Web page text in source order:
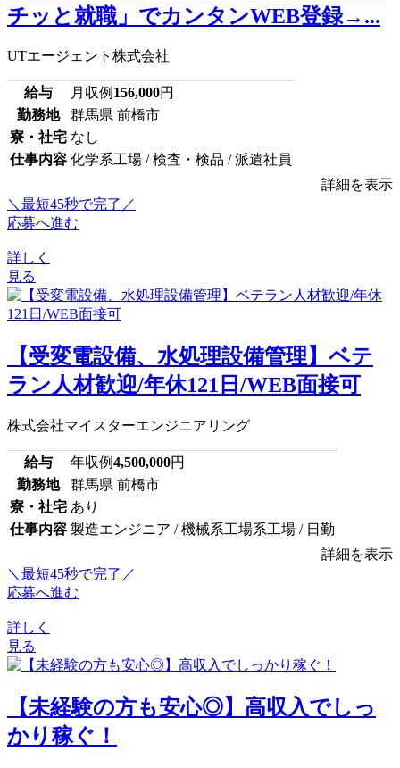
チッと就職」でカンタンWEB登録→...
UTエージェント株式会社
給与 月収例 156,000円
勤務地
群馬県 前橋市
寮・社宅 なし
仕事内容 化学系工場 / 検査・検品 / 派遣社員
詳細を表示
＼最短45秒で完了／
応募へ進む
詳しく
見る
【受変電設備、水処理設備管理】ベテ
ラン人材歓迎/年休121日/WEB面接可
株式会社マイスターエンジニアリング
給与 年収例4,500,000円
勤務地
群馬県 前橋市
寮・社宅 あり
仕事内容 製造エンジニア / 機械系工場系工場 / 日勤
詳細を表示
＼最短45秒で完了／
応募へ進む
詳しく
見る
【未経験の方も安心◎】高収入でしっ
かり稼ぐ！